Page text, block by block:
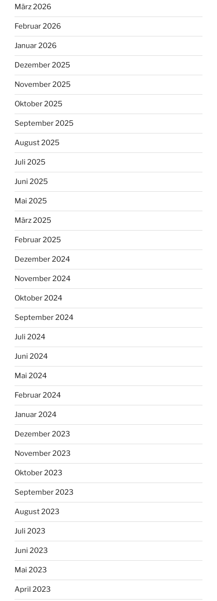
März 2026
Februar 2026
Januar 2026
Dezember 2025
November 2025
Oktober 2025
September 2025
August 2025
Juli 2025
Juni 2025
Mai 2025
März 2025
Februar 2025
Dezember 2024
November 2024
Oktober 2024
September 2024
Juli 2024
Juni 2024
Mai 2024
Februar 2024
Januar 2024
Dezember 2023
November 2023
Oktober 2023
September 2023
August 2023
Juli 2023
Juni 2023
Mai 2023
April 2023